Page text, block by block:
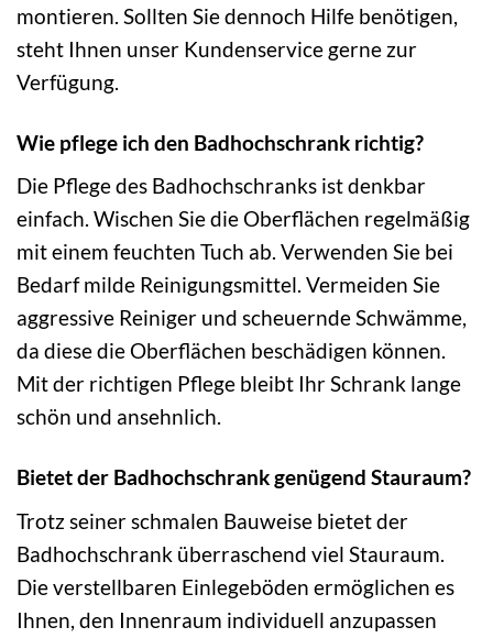
montieren. Sollten Sie dennoch Hilfe benötigen,
steht Ihnen unser Kundenservice gerne zur
Verfügung.
Wie pflege ich den Badhochschrank richtig?
Die Pflege des Badhochschranks ist denkbar
einfach. Wischen Sie die Oberflächen regelmäßig
mit einem feuchten Tuch ab. Verwenden Sie bei
Bedarf milde Reinigungsmittel. Vermeiden Sie
aggressive Reiniger und scheuernde Schwämme,
da diese die Oberflächen beschädigen können.
Mit der richtigen Pflege bleibt Ihr Schrank lange
schön und ansehnlich.
Bietet der Badhochschrank genügend Stauraum?
Trotz seiner schmalen Bauweise bietet der
Badhochschrank überraschend viel Stauraum.
Die verstellbaren Einlegeböden ermöglichen es
Ihnen, den Innenraum individuell anzupassen